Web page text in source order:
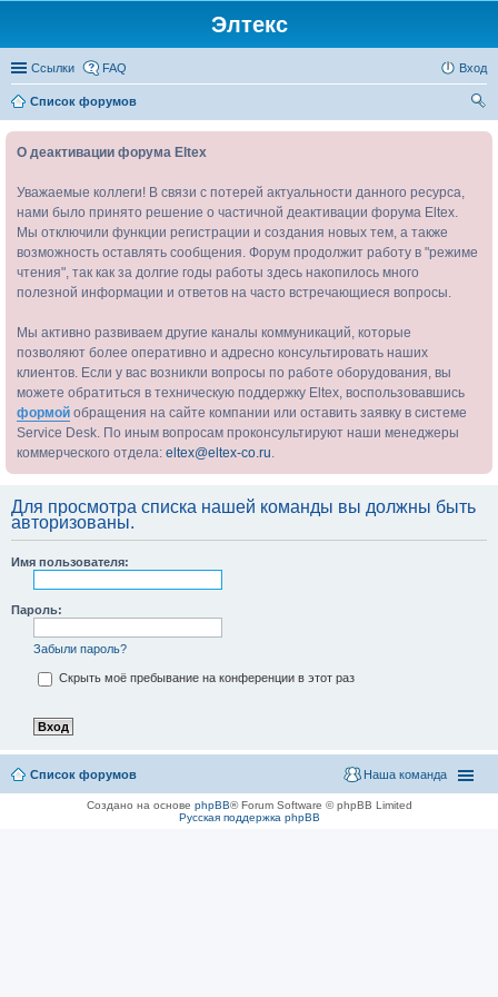
Элтекс
Ссылки FAQ Вход
Список форумов
О деактивации форума Eltex
Уважаемые коллеги! В связи с потерей актуальности данного ресурса,
нами было принято решение о частичной деактивации форума Eltex.
Мы отключили функции регистрации и создания новых тем, а также
возможность оставлять сообщения. Форум продолжит работу в "режиме
чтения", так как за долгие годы работы здесь накопилось много
полезной информации и ответов на часто встречающиеся вопросы.
Мы активно развиваем другие каналы коммуникаций, которые
позволяют более оперативно и адресно консультировать наших
клиентов. Если у вас возникли вопросы по работе оборудования, вы
можете обратиться в техническую поддержку Eltex, воспользовавшись
формой обращения на сайте компании или оставить заявку в системе
Service Desk. По иным вопросам проконсультируют наши менеджеры
коммерческого отдела: eltex@eltex-co.ru.
Для просмотра списка нашей команды вы должны быть
авторизованы.
Имя пользователя:
Пароль:
Забыли пароль?
Скрыть моё пребывание на конференции в этот раз
Список форумов Наша команда
Создано на основе phpBB® Forum Software © phpBB Limited
Русская поддержка phpBB